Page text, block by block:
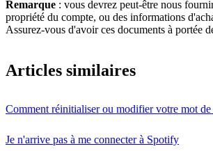
Remarque : vous devrez peut-être nous
propriété du compte, ou des informations
Assurez-vous d'avoir ces documents à portée
Articles similaires
Comment réinitialiser ou modifier votre mot de
Je n'arrive pas à me connecter à Spotify